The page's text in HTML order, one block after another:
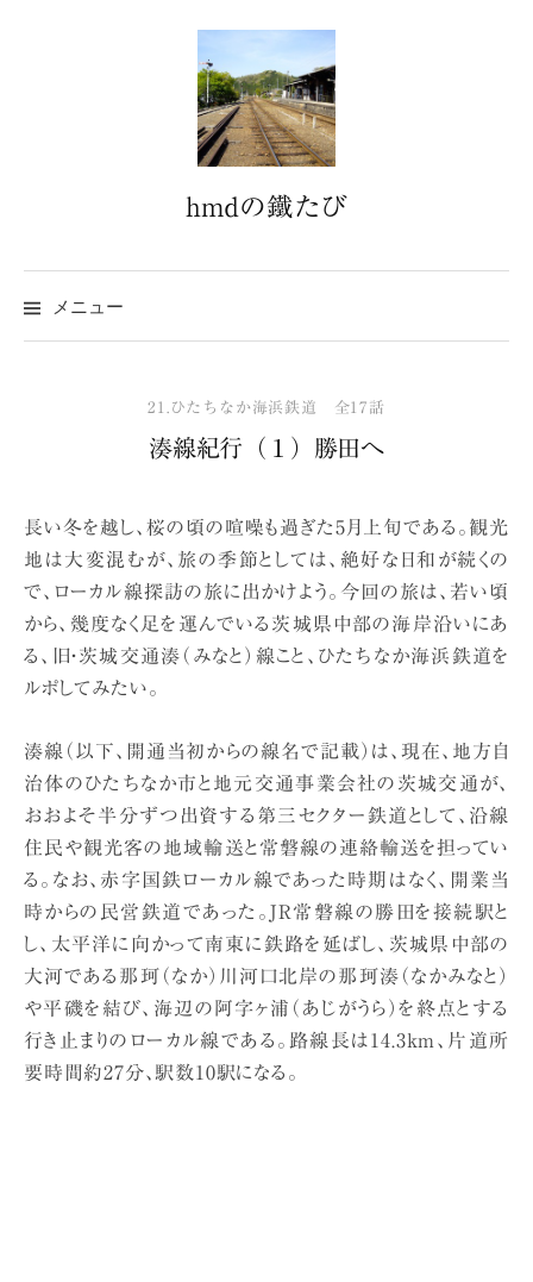
ッ
プ
hmdの鐵たび
メニュー
21.ひたちなか海浜鉄道 全17話
湊線紀行（１）勝田へ
長い冬を越し、桜の頃の喧噪も過ぎた5月上旬である。観光
地は大変混むが、旅の季節としては、絶好な日和が続くの
で、ローカル線探訪の旅に出かけよう。今回の旅は、若い頃
から、幾度なく足を運んでいる茨城県中部の海岸沿いにあ
る、旧・茨城交通湊（みなと）線こと、ひたちなか海浜鉄道を
ルポしてみたい。
湊線（以下、開通当初からの線名で記載）は、現在、地方自
治体のひたちなか市と地元交通事業会社の茨城交通が、
おおよそ半分ずつ出資する第三セクター鉄道として、沿線
住民や観光客の地域輸送と常磐線の連絡輸送を担ってい
る。なお、赤字国鉄ローカル線であった時期はなく、開業当
時からの民営鉄道であった。JR常磐線の勝田を接続駅と
し、太平洋に向かって南東に鉄路を延ばし、茨城県中部の
大河である那珂（なか）川河口北岸の那珂湊（なかみなと）
や平磯を結び、海辺の阿字ヶ浦（あじがうら）を終点とする
行き止まりのローカル線である。路線長は14.3km、片道所
要時間約27分、駅数10駅になる。